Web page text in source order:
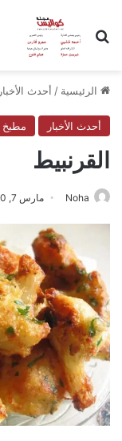
بحث عن
الرئيسية / أحدث الأخبار
أحدث الأخبار مطبخ
القرنبيط
Noha مارس 7, 2020